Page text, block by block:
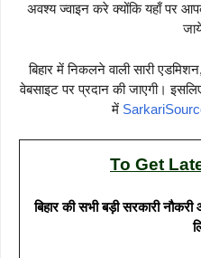
अवश्य ज्वाइन करे क्योंकि यहाँ पर
बिहार में निकलने वाली सारी
वेबसाइट पर प्रदान की जाएगी।
में
To Get
बिहार की सभी बड़ी सरकारी